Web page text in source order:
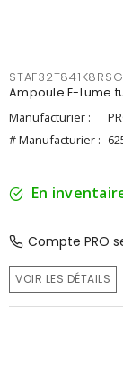
Ampoule E-Lume
Manufacturier :
# Manufacturier :
En
Compte PRO
VOIR LES DÉTAILS